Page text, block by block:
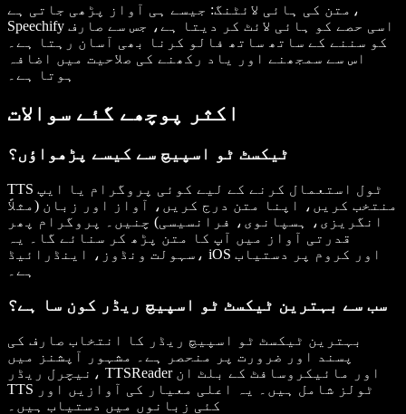
متن کی ہائی لائٹنگ: جیسے ہی آواز پڑھی جاتی ہے،
Speechify اسی حصے کو ہائی لائٹ کر دیتا ہے، جس سے صارف
کو سننے کے ساتھ ساتھ فالو کرنا بھی آسان رہتا ہے۔
اس سے سمجھنے اور یاد رکھنے کی صلاحیت میں اضافہ
ہوتا ہے۔
اکثر پوچھے گئے سوالات
ٹیکسٹ ٹو اسپیچ سے کیسے پڑھواؤں؟
TTS ٹول استعمال کرنے کے لیے کوئی پروگرام یا ایپ
منتخب کریں، اپنا متن درج کریں، آواز اور زبان (مثلاً
انگریزی، ہسپانوی، فرانسیسی) چنیں۔ پروگرام پھر
قدرتی آواز میں آپ کا متن پڑھ کر سنائے گا۔ یہ
سہولت ونڈوز، اینڈرائیڈ، iOS اور کروم پر دستیاب
ہے۔
سب سے بہترین ٹیکسٹ ٹو اسپیچ ریڈر کون سا ہے؟
بہترین ٹیکسٹ ٹو اسپیچ ریڈر کا انتخاب صارف کی
پسند اور ضرورت پر منحصر ہے۔ مشہور آپشنز میں
نیچرل ریڈر، TTSReader اور مائیکروسافٹ کے بلٹ ان
TTS ٹولز شامل ہیں۔ یہ اعلی معیار کی آوازیں اور
کئی زبانوں میں دستیاب ہیں۔